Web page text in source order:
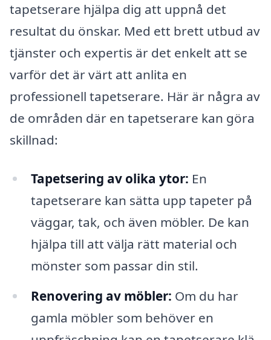
tapetserare hjälpa dig att uppnå det
resultat du önskar. Med ett brett utbud av
tjänster och expertis är det enkelt att se
varför det är värt att anlita en
professionell tapetserare. Här är några av
de områden där en tapetserare kan göra
skillnad:
Tapetsering av olika ytor: En
tapetserare kan sätta upp tapeter på
väggar, tak, och även möbler. De kan
hjälpa till att välja rätt material och
mönster som passar din stil.
Renovering av möbler: Om du har
gamla möbler som behöver en